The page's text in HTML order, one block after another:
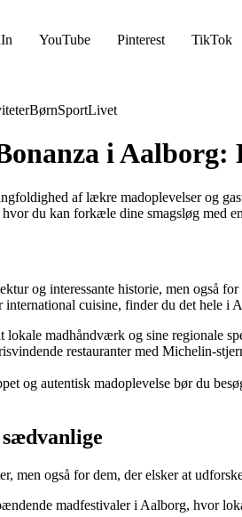
YouTube Pinterest TikTok
BørnSportLivet
i Aalborg:
af lækre madoplevelser og
du kan forkæle dine smagsløg med
og interessante historie, men også
cuisine, finder du det hele i
lokale madhåndværk og sine regionale
restauranter med Michelin-
og autentisk madoplevelse bør du
men også for dem, der elsker at
madfestivaler i Aalborg, hvor